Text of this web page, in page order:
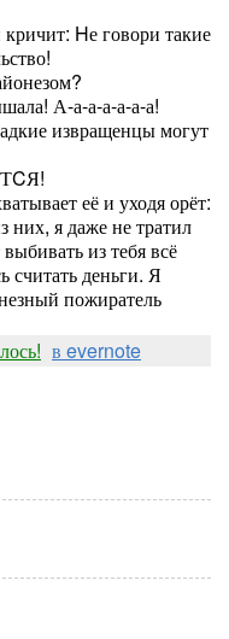
Hе говори такие
А-а-а-а-а-а-а!
извращенцы могут
её и уходя орёт:
них, я даже не тратил
из тебя всё
считать деньги. Я
пожиратель
в evernote